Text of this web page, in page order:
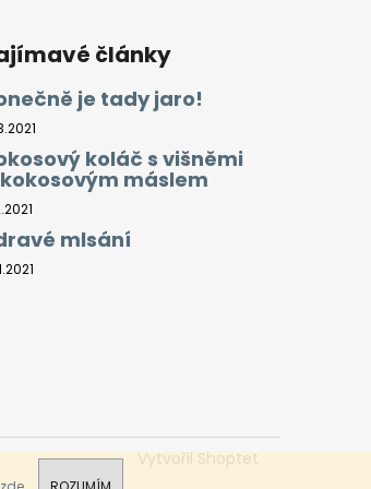
články
je tady jaro!
koláč s višněmi
máslem
mlsání
Vytvořil Shoptet